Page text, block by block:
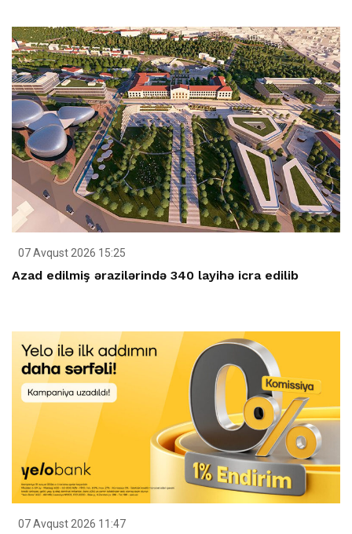
07 Avqust 2026 15:25
Azad edilmiş ərazilərində 340 layihə icra edilib
07 Avqust 2026 11:47